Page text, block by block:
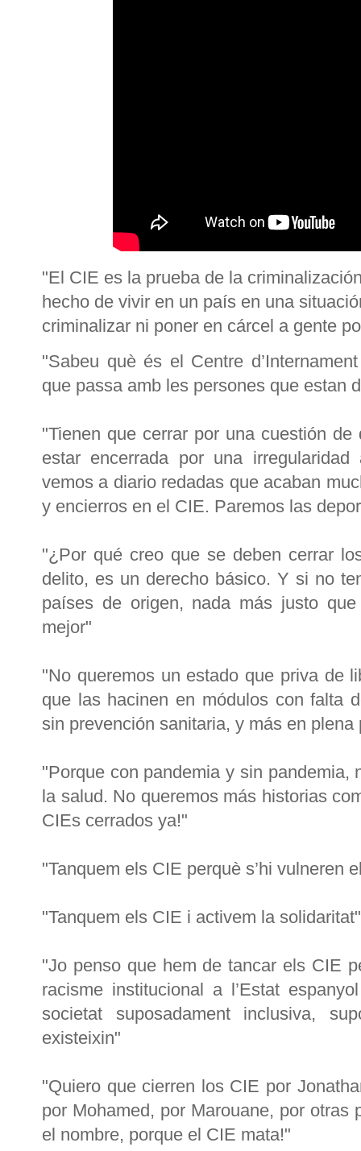
"El CIE es la prueba de la
hecho de vivir en un país en una
criminalizar ni poner en cárcel a gente
"Sabeu què és el Centre
que passa amb les persones que estan
"Tienen que cerrar por una cuestión
estar encerrada por una
vemos a diario redadas que acaban
y encierros en el CIE. Paremos las
"¿Por qué creo que se deben cerrar
delito, es un derecho básico. Y si no
países de origen, nada más justo
mejor"
"No queremos un estado que priva de
que las hacinen en módulos con falta
sin prevención sanitaria, y más en
"Porque con pandemia y sin pandemia,
la salud. No queremos más historias
CIEs cerrados ya!"
"Tanquem els CIE perquè s’hi vulneren
"Tanquem els CIE i activem la
"Jo penso que hem de tancar els CIE
racisme institucional a l’Estat
societat suposadament inclusiva,
existeixin"
"Quiero que cierren los CIE por
por Mohamed, por Marouane, por
el nombre, porque el CIE mata!"